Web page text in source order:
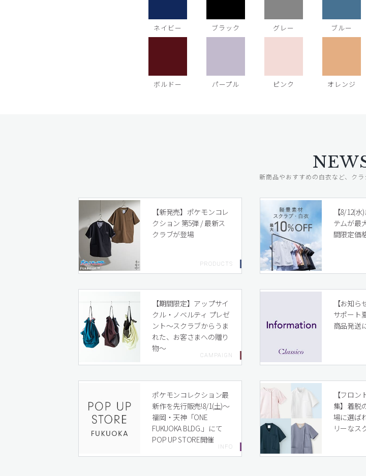
ネイビー ブラック グレー ブルー
ボルドー パープル ピンク オレンジ
新商品やおすすめの白衣など、ク
【新発売】ポケモンコレ
クション 第5弾 / 最新ス
クラブが登場
【8/12(
テムが最
間限定価
【期間限定】アップサイ
クル・ノベルティ プレゼ
ント〜スクラブからうま
れた、お客さまへの贈り
物〜
【お知
サポート
商品発送
ポケモンコレクション最
新作を先行販売!8/1(土)〜
福岡・天神「ONE
FUKUOKA BLDG.」にて
POP UP STORE開催
【フロ
集】着脱
場に選ば
リーなス